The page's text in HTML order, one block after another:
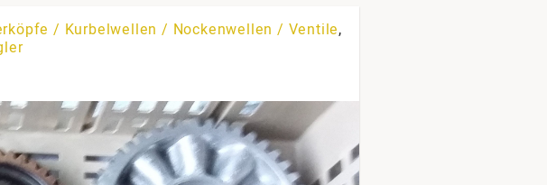
/ Kurbelwellen / Nockenwellen / Ventile,